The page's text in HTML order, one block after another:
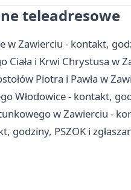
teleadresowe
w Zawierciu - kontakt,
Ciała i Krwi Chrystusa w
Piotra i Pawła w
Włodowice - kontakt,
w Zawierciu -
godziny, PSZOK i